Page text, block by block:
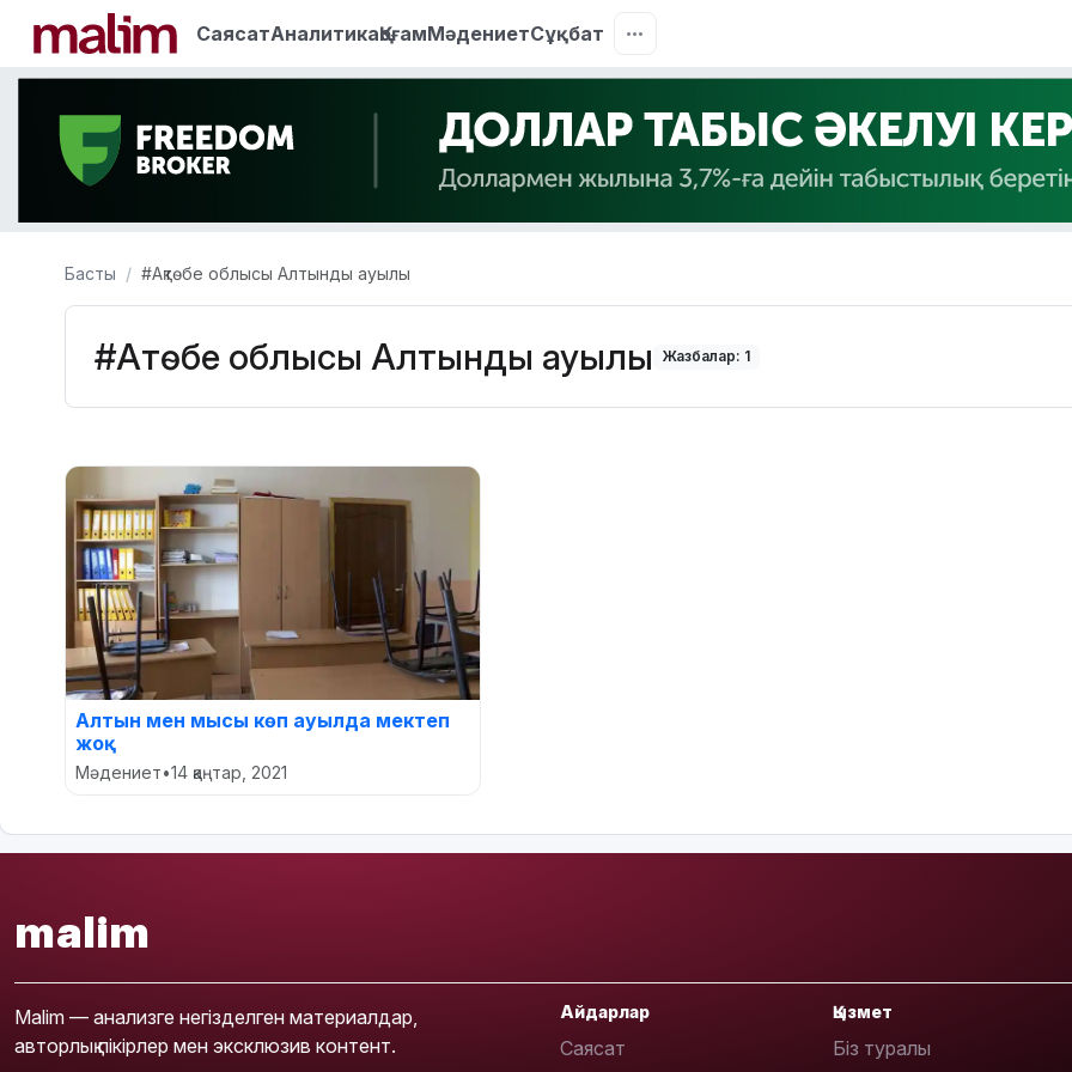
СаясатАналитикаҚоғамМәдениетСұқбат
Басты #Ақтөбе облысы Алтынды ауылы
#Ақтөбе облысы Алтынды ауылы Жазбалар: 1
Алтын мен мысы көп ауылда мектеп
жоқ
Мәдениет•14 қаңтар, 2021
malim
Malim — анализге негізделген материалдар,
авторлық пікірлер мен эксклюзив контент.
Айдарлар
Саясат
Қызмет
Біз туралы